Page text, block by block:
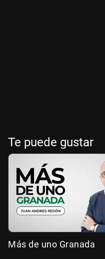
Te puede gustar
Más de uno Granada